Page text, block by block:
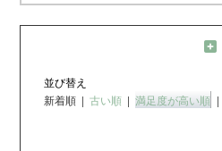
並び替え
新着順 | 古い順 | 満足度が高い順 |